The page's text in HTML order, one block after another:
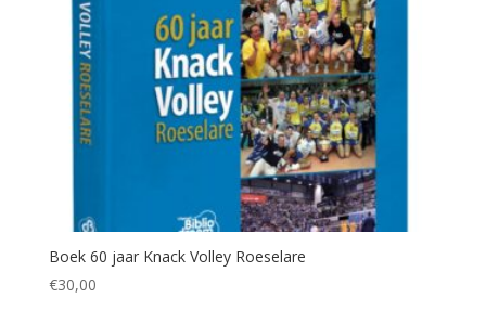
Boek 60 jaar Knack Volley Roeselare
€30,00